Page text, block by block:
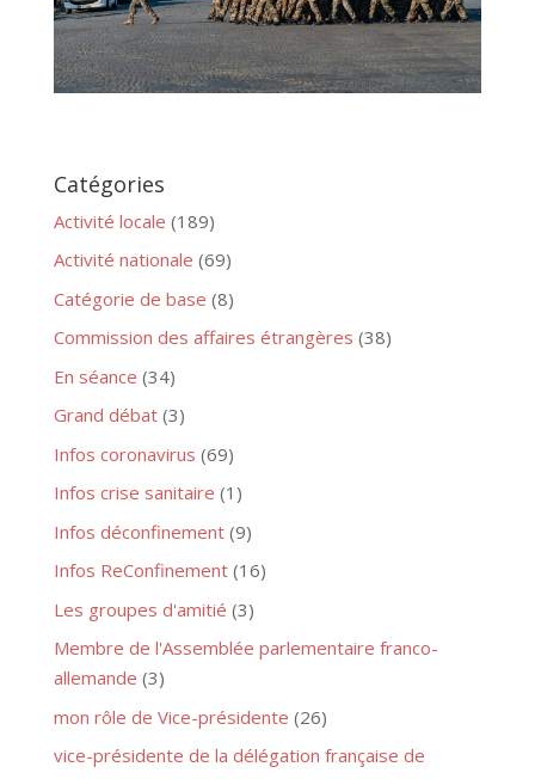
Catégories
Activité locale (189)
Activité nationale (69)
Catégorie de base (8)
Commission des affaires étrangères (38)
En séance (34)
Grand débat(3)
Infos coronavirus (69)
Infos crise sanitaire (1)
Infos déconfinement(9)
Infos ReConfinement(16)
Les groupes d'amitié (3)
Membre de l'Assemblée parlementaire franco-
allemande (3)
mon rôle de Vice-présidente (26)
vice-présidente de la délégation française de